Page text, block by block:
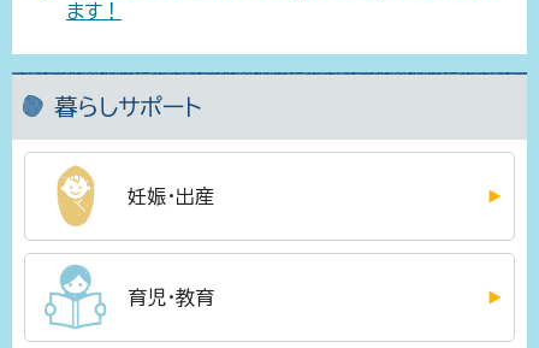
ます！
暮らしサポート
妊娠・出産
育児・教育